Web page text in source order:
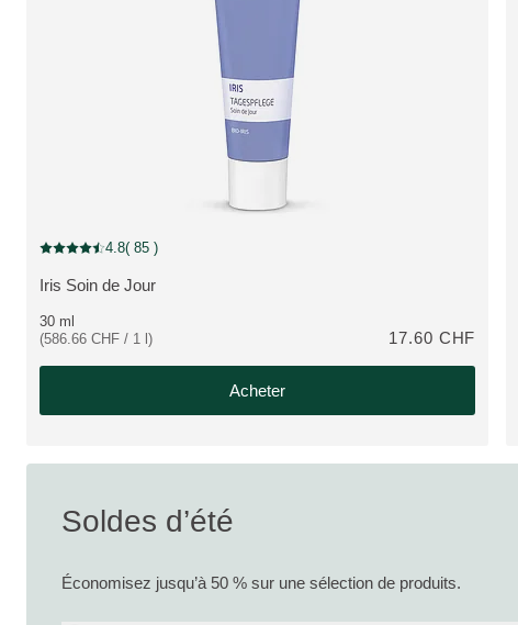
Soldes d’été
Économisez jusqu’à 50 % sur une sélection de produits.
PLUS:
Iris Soin de Jour
Note actuelle : 4.8 sur 5 étoiles Noté par 85 clients
4.8( 85 )
30 ml
(586.66 CHF / 1 l)
17.60 CHF
Acheter